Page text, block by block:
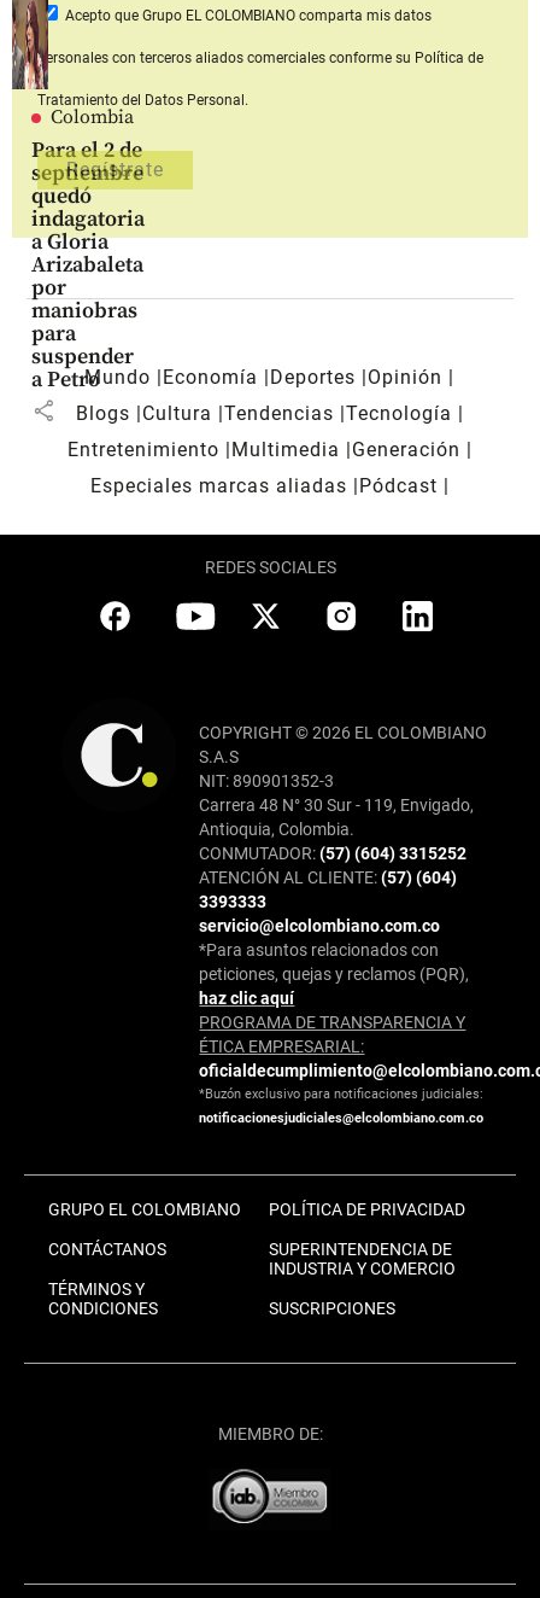
Colombia
Para el 2 de
septiembre
quedó
indagatoria
a Gloria
Arizabaleta
por
maniobras
para
suspender
a Petro
share
Acepto que Grupo EL COLOMBIANOcomparta mis datos
personales con terceros aliados comerciales conforme su Política de
Tratamiento del Datos Personal.
Mundo Economía Deportes
Opinión
Blogs
Cultura Tendencias Tecnología
Entretenimiento
Multimedia
Generación
Especiales marcas aliadas
Pódcast
REDES SOCIALES
COPYRIGHT © 2026 EL COLOMBIANO
S.A.S
NIT: 890901352-3
Carrera 48 N° 30 Sur - 119, Envigado,
Antioquia, Colombia.
CONMUTADOR:(57) (604) 3315252
ATENCIÓN AL CLIENTE:(57) (604)
3393333
servicio@elcolombiano.com.co
*Para asuntos relacionados con
peticiones, quejas y reclamos (PQR),
haz clic aquí
PROGRAMA DE TRANSPARENCIA Y
ÉTICA EMPRESARIAL:
*Buzón exclusivo para notificaciones judiciales:
notificacionesjudiciales@elcolombiano.com.co
GRUPO EL COLOMBIANO
CONTÁCTANOS
TÉRMINOS Y
CONDICIONES
POLÍTICA DE PRIVACIDAD
SUPERINTENDENCIA DE
INDUSTRIA Y COMERCIO
SUSCRIPCIONES
MIEMBRO DE: